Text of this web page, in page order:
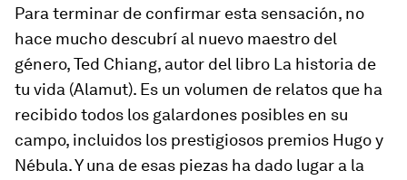
Para terminar de confirmar esta sensación, no
hace mucho descubrí al nuevo maestro del
género, Ted Chiang, autor del libro La historia de
tu vida (Alamut). Es un volumen de relatos que ha
recibido todos los galardones posibles en su
campo, incluidos los prestigiosos premios Hugo y
Nébula. Y una de esas piezas ha dado lugar a la